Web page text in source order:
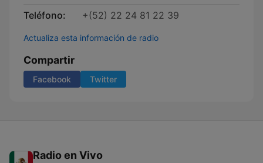
Teléfono:
+(52) 22 24 81 22 39
Actualiza esta información de radio
Compartir
Facebook Twitter
Radio en Vivo